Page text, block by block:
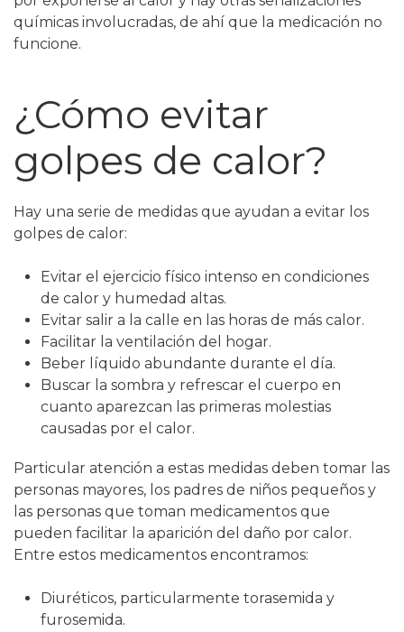
químicas involucradas, de ahí que la medicación no
funcione.
¿Cómo evitar
golpes de calor?
Hay una serie de medidas que ayudan a evitar los
golpes de calor:
Evitar el ejercicio físico intenso en condiciones
de calor y humedad altas.
Evitar salir a la calle en las horas de más calor.
Facilitar la ventilación del hogar.
Beber líquido abundante durante el día.
Buscar la sombra y refrescar el cuerpo en
cuanto aparezcan las primeras molestias
causadas por el calor.
Particular atención a estas medidas deben tomar las
personas mayores, los padres de niños pequeños y
las personas que toman medicamentos que
pueden facilitar la aparición del daño por calor.
Entre estos medicamentos encontramos:
Diuréticos, particularmente torasemida y
furosemida.